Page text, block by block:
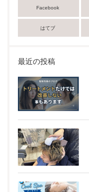
Facebook
はてブ
最近の投稿